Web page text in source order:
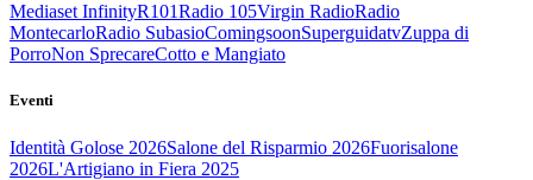
Mediaset InfinityR101Radio 105Virgin RadioRadio
MontecarloRadio SubasioComingsoonSuperguidatvZuppa di
PorroNon SprecareCotto e Mangiato
Eventi
Identità Golose 2026Salone del Risparmio 2026Fuorisalone
2026L'Artigiano in Fiera 2025